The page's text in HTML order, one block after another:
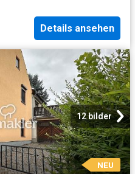
Details ansehen
12 bilder
NEU